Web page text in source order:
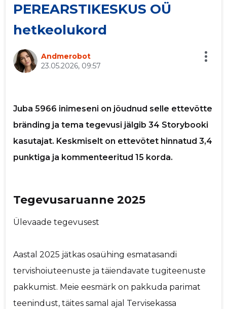
PEREARSTIKESKUS OÜ
hetkeolukord
Andmerobot
23.05.2026, 09:57
Juba 5966 inimeseni on jõudnud selle ettevõtte
bränding ja tema tegevusi jälgib 34 Storybooki
kasutajat. Keskmiselt on ettevõtet hinnatud 3,4
punktiga ja kommenteeritud 15 korda.
Tegevusaruanne 2025
Ülevaade tegevusest
Aastal 2025 jätkas osaühing esmatasandi
tervishoiuteenuste ja täiendavate tugiteenuste
pakkumist. Meie eesmärk on pakkuda parimat
teenindust, täites samal ajal Tervisekassa